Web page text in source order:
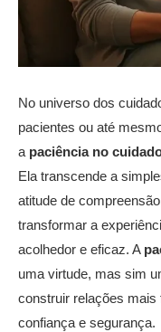
No universo dos
pacientes ou até
a paciência no
Ela transcende a
atitude de
transformar a
acolhedor e eficaz. A
uma virtude, mas sim
construir relações
confiança e segurança.